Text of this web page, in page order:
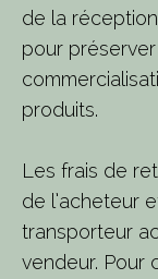
de la
pour
produits.
Les frais de
de l’acheteur
transporteur
vendeur. Pour